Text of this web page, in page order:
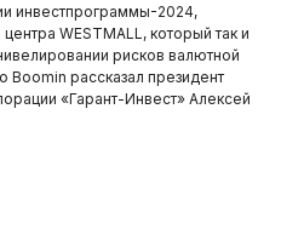
инвестпрограммы-2024,
WESTMALL, который так и
рисков валютной
Boomin рассказал президент
«Гарант-Инвест» Алексей